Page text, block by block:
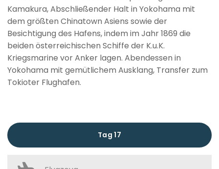
Kamakura, Abschließender Halt in Yokohama mit
dem größten Chinatown Asiens sowie der
Besichtigung des Hafens, indem im Jahr 1869 die
beiden österreichischen Schiffe der K.u.K.
Kriegsmarine vor Anker lagen. Abendessen in
Yokohama mit gemütlichem Ausklang, Transfer zum
Tokioter Flughafen.
Tag 17